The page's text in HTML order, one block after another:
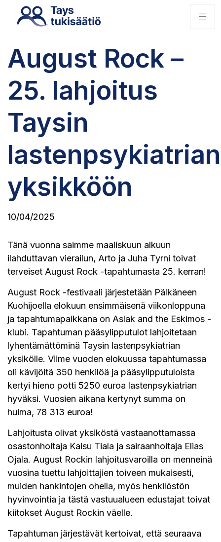
August Rock –
25. lahjoitus
Taysin
lastenpsykiatrian
yksikköön
10/04/2025
Tänä vuonna saimme maaliskuun alkuun
ilahduttavan vierailun, Arto ja Juha Tyrni toivat
terveiset August Rock -tapahtumasta 25. kerran!
August Rock -festivaali järjestetään Pälkäneen
Kuohijoella elokuun ensimmäisenä viikonloppuna
ja tapahtumapaikkana on Aslak and the Eskimos -
klubi. Tapahtuman pääsylipputulot lahjoitetaan
lyhentämättöminä Taysin lastenpsykiatrian
yksikölle. Viime vuoden elokuussa tapahtumassa
oli kävijöitä 350 henkilöä ja pääsylipputuloista
kertyi hieno potti 5250 euroa lastenpsykiatrian
hyväksi. Vuosien aikana kertynyt summa on
huima, 78 313 euroa!
Lahjoitusta olivat yksiköstä vastaanottamassa
osastonhoitaja Kaisu Tiala ja sairaanhoitaja Elias
Ojala. August Rockin lahjoitusvaroilla on menneinä
vuosina tuettu lahjoittajien toiveen mukaisesti,
muiden hankintojen ohella, myös henkilöstön
hyvinvointia ja tästä vastuualueen edustajat toivat
kiitokset August Rockin väelle.
Tapahtuman järjestävät kertoivat, että seuraava